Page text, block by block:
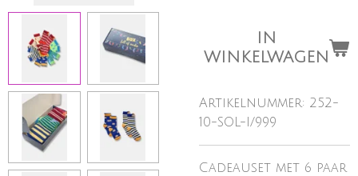
IN
WINKELWAGEN
Artikelnummer: 252-
10-SOL-I/999
Cadeauset met 6 paar